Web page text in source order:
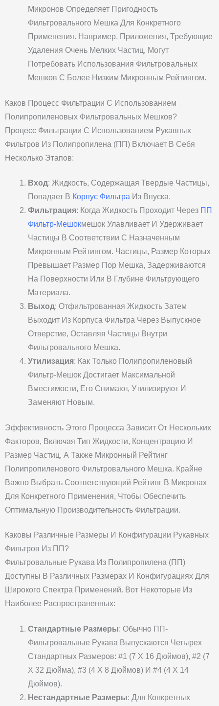
Микронов Определяет Пригодность
Фильтровального Мешка Для Конкретного
Применения. Например, Приложения, Требующие
Удаления Очень Мелких Частиц, Могут
Потребовать Использования Фильтровальных
Мешков С Более Низким Микронным Рейтингом.
Каков Процесс Фильтрации С Использованием
Полипропиленовых Фильтровальных Мешков?
Процесс Фильтрации С Использованием Рукавных
Фильтров Из Полипропилена (ПП) Включает В Себя
Несколько Этапов:
Вход: Жидкость, Содержащая Твердые Частицы,
Попадает В Корпус Фильтра Из Впуска.
Фильтрация: Когда Жидкость Проходит Через ПП
Фильтр-МешокМешок Улавливает И Удерживает
Частицы В Соответствии С Назначенным
Микронным Рейтингом. Частицы, Размер Которых
Превышает Размер Пор Мешка, Задерживаются
На Поверхности Или В Глубине Фильтрующего
Материала.
Выход: Отфильтрованная Жидкость Затем
Выходит Из Корпуса Фильтра Через Выпускное
Отверстие, Оставляя Частицы Внутри
Фильтровального Мешка.
Утилизация: Как Только Полипропиленовый
Фильтр-Мешок Достигает Максимальной
Вместимости, Его Снимают, Утилизируют И
Заменяют Новым.
Эффективность Этого Процесса Зависит От Нескольких
Факторов, Включая Тип Жидкости, Концентрацию И
Размер Частиц, А Также Микронный Рейтинг
Полипропиленового Фильтровального Мешка. Крайне
Важно Выбрать Соответствующий Рейтинг В Микронах
Для Конкретного Применения, Чтобы Обеспечить
Оптимальную Производительность Фильтрации.
Каковы Различные Размеры И Конфигурации Рукавных
Фильтров Из ПП?
Фильтровальные Рукава Из Полипропилена (ПП)
Доступны В Различных Размерах И Конфигурациях Для
Широкого Спектра Применений. Вот Некоторые Из
Наиболее Распространенных:
Стандартные Размеры: Обычно ПП-
Фильтровальные Рукава Выпускаются Четырех
Стандартных Размеров: #1 (7 X 16 Дюймов), #2 (7
X 32 Дюйма), #3 (4 X 8 Дюймов) И #4 (4 X 14
Дюймов).
Нестандартные Размеры: Для Конкретных